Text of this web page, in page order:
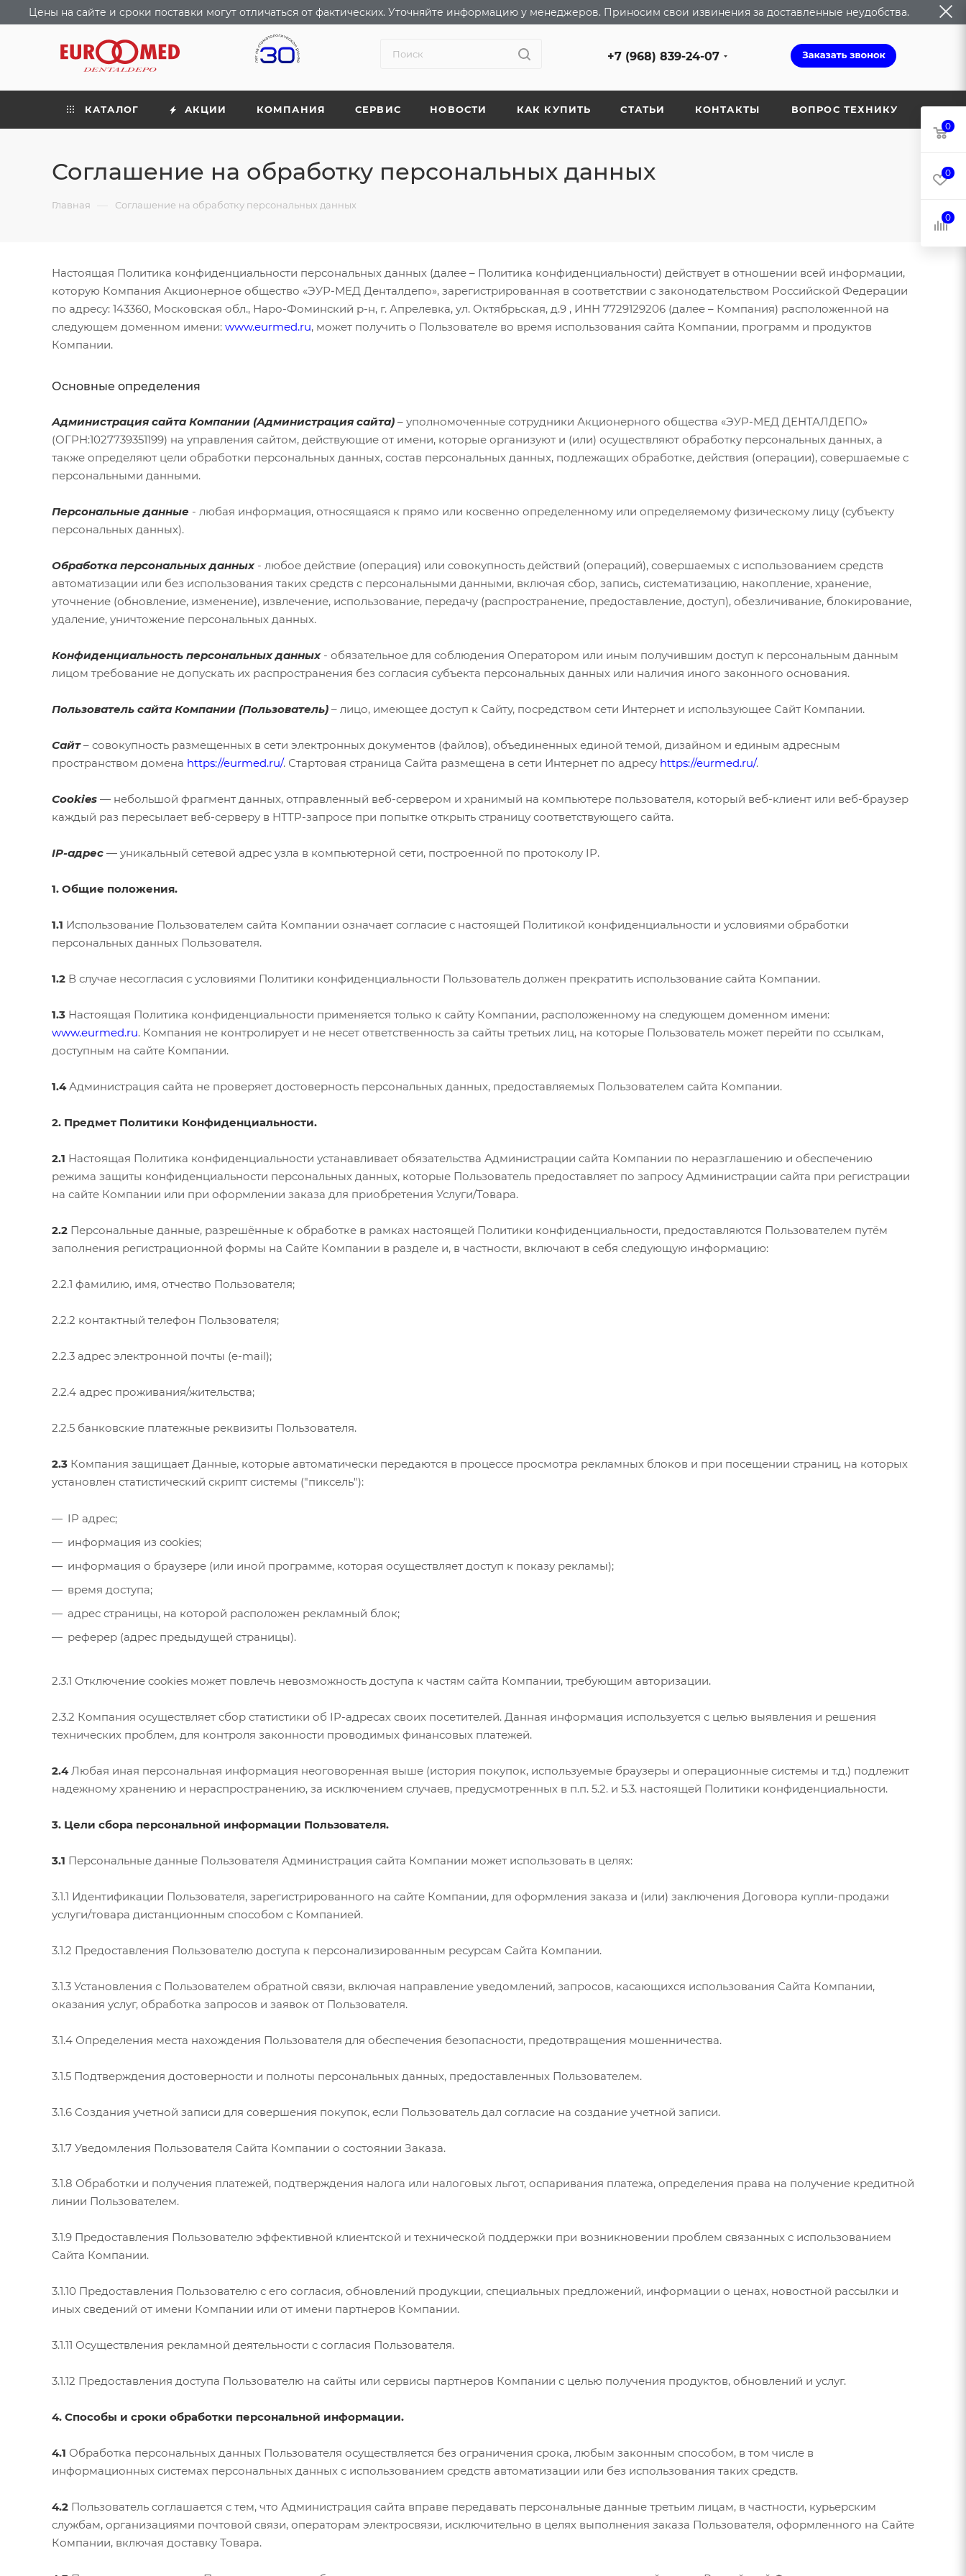
Цены на сайте и сроки поставки могут отличаться от фактических. Уточняйте информацию у менеджеров. Приносим свои извинения за доставленные неудобства.
+7 (968) 839-24-07
КАТАЛОГ АКЦИИ КОМПАНИЯ СЕРВИС НОВОСТИ КАК КУПИТЬ СТАТЬИ КОНТАКТЫ ВОПРОС ТЕХНИКУ
Соглашение на обработку персональных данных
Главная — Соглашение на обработку персональных данных
Настоящая Политика конфиденциальности персональных данных (далее – Политика конфиденциальности) действует в отношении всей информации,
которую Компания Акционерное общество «ЭУР-МЕД Денталдепо», зарегистрированная в соответствии с законодательством Российской Федерации
по адресу: 143360, Московская обл., Наро-Фоминский р-н, г. Апрелевка, ул. Октябрьская, д.9 , ИНН 7729129206 (далее – Компания) расположенной на
следующем доменном имени: www.eurmed.ru, может получить о Пользователе во время использования сайта Компании, программ и продуктов
Компании.
Основные определения
Администрация сайта Компании (Администрация сайта) – уполномоченные сотрудники Акционерного общества «ЭУР-МЕД ДЕНТАЛДЕПО»
(ОГРН:1027739351199) на управления сайтом, действующие от имени, которые организуют и (или) осуществляют обработку персональных данных, а
также определяют цели обработки персональных данных, состав персональных данных, подлежащих обработке, действия (операции), совершаемые с
персональными данными.
Персональные данные - любая информация, относящаяся к прямо или косвенно определенному или определяемому физическому лицу (субъекту
персональных данных).
Обработка персональных данных- любое действие (операция) или совокупность действий (операций), совершаемых с использованием средств
автоматизации или без использования таких средств с персональными данными, включая сбор, запись, систематизацию, накопление, хранение,
уточнение (обновление, изменение), извлечение, использование, передачу (распространение, предоставление, доступ), обезличивание, блокирование,
удаление, уничтожение персональных данных.
Конфиденциальность персональных данных- обязательное для соблюдения Оператором или иным получившим доступ к персональным данным
лицом требование не допускать их распространения без согласия субъекта персональных данных или наличия иного законного основания.
Пользователь сайта Компании (Пользователь) – лицо, имеющее доступ к Сайту, посредством сети Интернет и использующее Сайт Компании.
Сайт– совокупность размещенных в сети электронных документов (файлов), объединенных единой темой, дизайном и единым адресным
пространством домена https://eurmed.ru/. Стартовая страница Сайта размещена в сети Интернет по адресу https://eurmed.ru/.
Cookies — небольшой фрагмент данных, отправленный веб-сервером и хранимый на компьютере пользователя, который веб-клиент или веб-браузер
каждый раз пересылает веб-серверу в HTTP-запросе при попытке открыть страницу соответствующего сайта.
IP-адрес — уникальный сетевой адрес узла в компьютерной сети, построенной по протоколу IP.
1. Общие положения.
1.1 Использование Пользователем сайта Компании означает согласие с настоящей Политикой конфиденциальности и условиями обработки
персональных данных Пользователя.
1.2 В случае несогласия с условиями Политики конфиденциальности Пользователь должен прекратить использование сайта Компании.
1.3 Настоящая Политика конфиденциальности применяется только к сайту Компании, расположенному на следующем доменном имени:
www.eurmed.ru. Компания не контролирует и не несет ответственность за сайты третьих лиц, на которые Пользователь может перейти по ссылкам,
доступным на сайте Компании.
1.4Администрация сайта не проверяет достоверность персональных данных, предоставляемых Пользователем сайта Компании.
2. Предмет Политики Конфиденциальности.
2.1 Настоящая Политика конфиденциальности устанавливает обязательства Администрации сайта Компании по неразглашению и обеспечению
режима защиты конфиденциальности персональных данных, которые Пользователь предоставляет по запросу Администрации сайта при регистрации
на сайте Компании или при оформлении заказа для приобретения Услуги/Товара.
2.2 Персональные данные, разрешённые к обработке в рамках настоящей Политики конфиденциальности, предоставляются Пользователем путём
заполнения регистрационной формы на Сайте Компании в разделе и, в частности, включают в себя следующую информацию:
2.2.1 фамилию, имя, отчество Пользователя;
2.2.2 контактный телефон Пользователя;
2.2.3 адрес электронной почты (e-mail);
2.2.4 адрес проживания/жительства;
2.2.5 банковские платежные реквизиты Пользователя.
2.3 Компания защищает Данные, которые автоматически передаются в процессе просмотра рекламных блоков и при посещении страниц, на которых
установлен статистический скрипт системы ("пиксель"):
IP адрес;
информация из cookies;
информация о браузере (или иной программе, которая осуществляет доступ к показу рекламы);
время доступа;
адрес страницы, на которой расположен рекламный блок;
реферер (адрес предыдущей страницы).
2.3.1 Отключение cookies может повлечь невозможность доступа к частям сайта Компании, требующим авторизации.
2.3.2 Компания осуществляет сбор статистики об IP-адресах своих посетителей. Данная информация используется с целью выявления и решения
технических проблем, для контроля законности проводимых финансовых платежей.
2.4Любая иная персональная информация неоговоренная выше (история покупок, используемые браузеры и операционные системы и т.д.) подлежит
надежному хранению и нераспространению, за исключением случаев, предусмотренных в п.п. 5.2. и 5.3. настоящей Политики конфиденциальности.
3. Цели сбора персональной информации Пользователя.
3.1 Персональные данные Пользователя Администрация сайта Компании может использовать в целях:
3.1.1 Идентификации Пользователя, зарегистрированного на сайте Компании, для оформления заказа и (или) заключения Договора купли-продажи
услуги/товара дистанционным способом с Компанией.
3.1.2 Предоставления Пользователю доступа к персонализированным ресурсам Сайта Компании.
3.1.3 Установления с Пользователем обратной связи, включая направление уведомлений, запросов, касающихся использования Сайта Компании,
оказания услуг, обработка запросов и заявок от Пользователя.
3.1.4 Определения места нахождения Пользователя для обеспечения безопасности, предотвращения мошенничества.
3.1.5 Подтверждения достоверности и полноты персональных данных, предоставленных Пользователем.
3.1.6 Создания учетной записи для совершения покупок, если Пользователь дал согласие на создание учетной записи.
3.1.7 Уведомления Пользователя Сайта Компании о состоянии Заказа.
3.1.8 Обработки и получения платежей, подтверждения налога или налоговых льгот, оспаривания платежа, определения права на получение кредитной
линии Пользователем.
3.1.9 Предоставления Пользователю эффективной клиентской и технической поддержки при возникновении проблем связанных с использованием
Сайта Компании.
3.1.10 Предоставления Пользователю с его согласия, обновлений продукции, специальных предложений, информации о ценах, новостной рассылки и
иных сведений от имени Компании или от имени партнеров Компании.
3.1.11 Осуществления рекламной деятельности с согласия Пользователя.
3.1.12 Предоставления доступа Пользователю на сайты или сервисы партнеров Компании с целью получения продуктов, обновлений и услуг.
4. Способы и сроки обработки персональной информации.
4.1 Обработка персональных данных Пользователя осуществляется без ограничения срока, любым законным способом, в том числе в
информационных системах персональных данных с использованием средств автоматизации или без использования таких средств.
4.2 Пользователь соглашается с тем, что Администрация сайта вправе передавать персональные данные третьим лицам, в частности, курьерским
службам, организациями почтовой связи, операторам электросвязи, исключительно в целях выполнения заказа Пользователя, оформленного на Сайте
Компании, включая доставку Товара.
0
0
0